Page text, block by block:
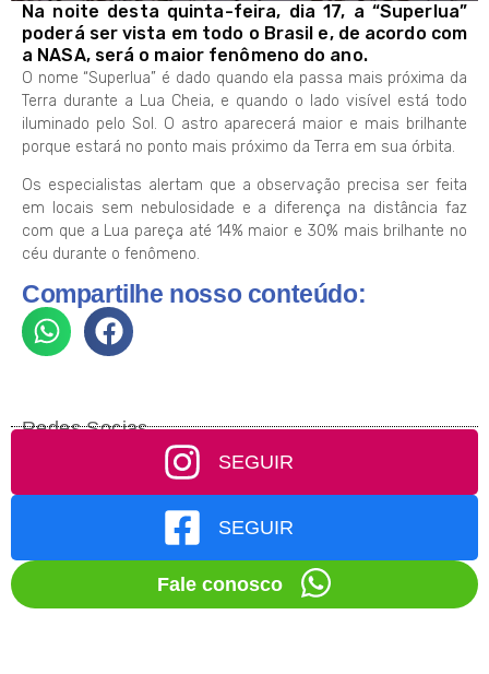
Na noite desta quinta-feira, dia 17, a “Superlua”
poderá ser vista em todo o Brasil e, de acordo com
a NASA, será o maior fenômeno do ano.
O nome “Superlua” é dado quando ela passa mais próxima da
Terra durante a Lua Cheia, e quando o lado visível está todo
iluminado pelo Sol. O astro aparecerá maior e mais brilhante
porque estará no ponto mais próximo da Terra em sua órbita.
Os especialistas alertam que a observação precisa ser feita
em locais sem nebulosidade e a diferença na distância faz
com que a Lua pareça até 14% maior e 30% mais brilhante no
céu durante o fenômeno.
Compartilhe nosso conteúdo:
Redes Socias
SEGUIR
SEGUIR
Fale conosco